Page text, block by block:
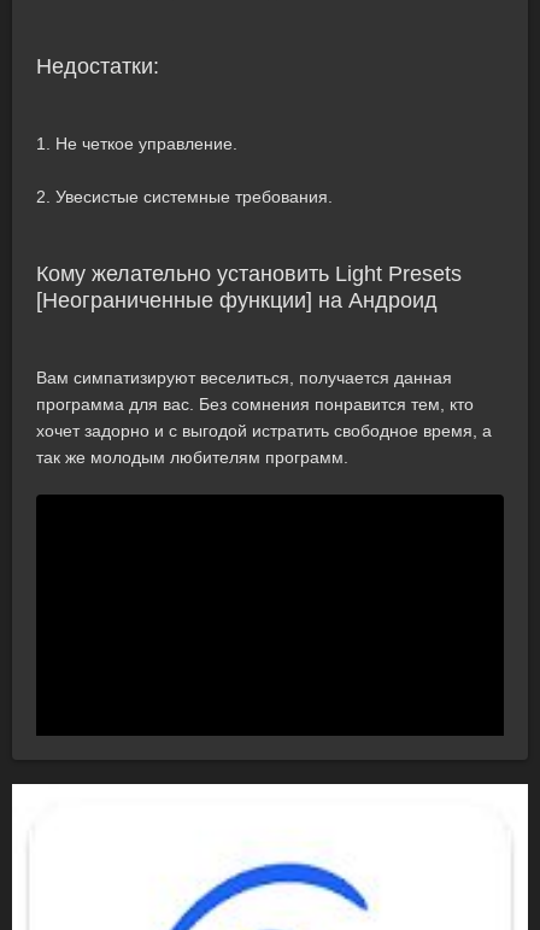
Недостатки:
1. Не четкое управление.
2. Увесистые системные требования.
Кому желательно установить Light Presets
[Неограниченные функции] на Андроид
Вам симпатизируют веселиться, получается данная
программа для вас. Без сомнения понравится тем, кто
хочет задорно и с выгодой истратить свободное время, а
так же молодым любителям программ.